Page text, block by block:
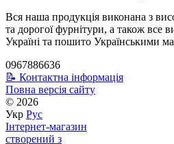
Вся наша продукція виконана з
та дорогої фурнітури, а також все
Україні та пошито Українськими
0967886636
📝 Контактна інформація
Повна версія сайту
© 2026
Укр Рус
Інтернет-магазин
створений з